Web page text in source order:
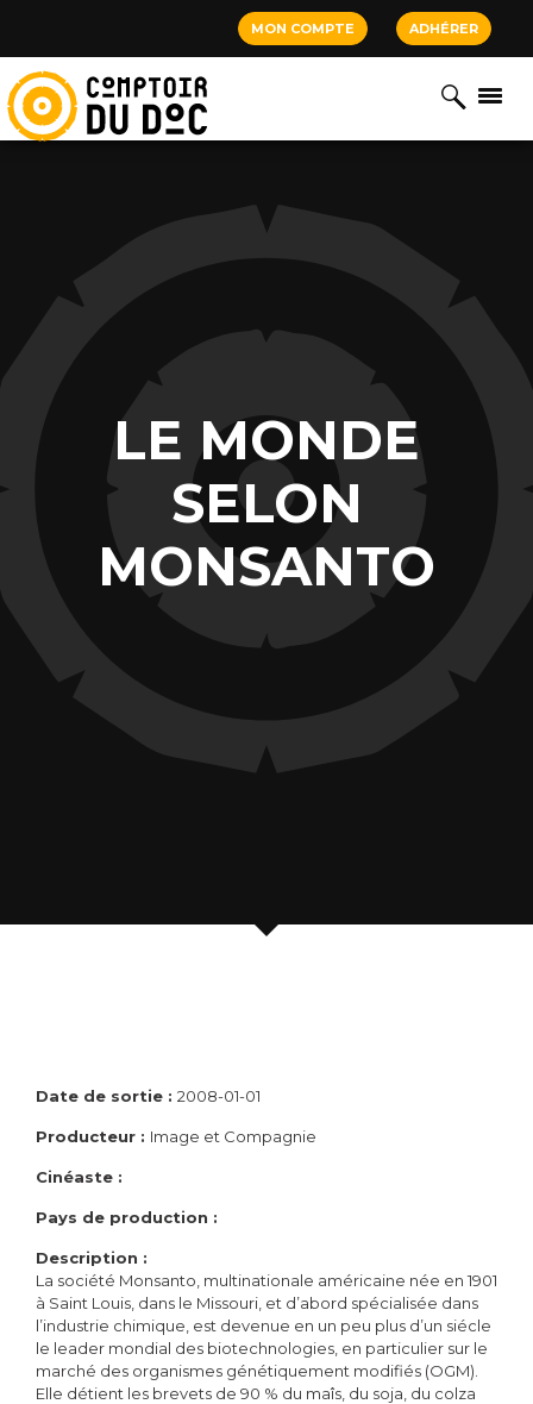
MON COMPTE ADHÉRER
LE MONDE
SELON
MONSANTO
Date de sortie : 2008-01-01
Producteur : Image et Compagnie
Cinéaste :
Pays de production :
Description :
La société Monsanto, multinationale américaine née en 1901
à Saint Louis, dans le Missouri, et d’abord spécialisée dans
l’industrie chimique, est devenue en un peu plus d’un siécle
le leader mondial des biotechnologies, en particulier sur le
marché des organismes génétiquement modifiés (OGM).
Elle détient les brevets de 90 % du maîs, du soja, du colza
Cookies management panel